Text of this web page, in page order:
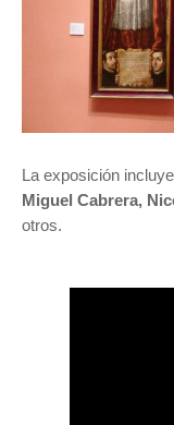
La exposición
Miguel Cabrera,
otros.